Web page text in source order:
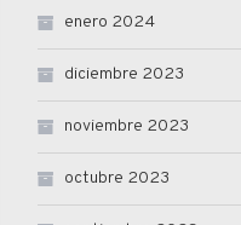
enero 2024
diciembre 2023
noviembre 2023
octubre 2023